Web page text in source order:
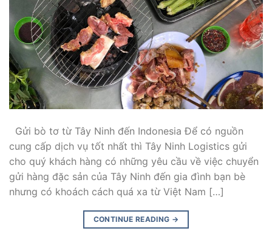
Gửi bò tơ từ Tây Ninh đến Indonesia Để có nguồn
cung cấp dịch vụ tốt nhất thì Tây Ninh Logistics gửi
cho quý khách hàng có những yêu cầu về việc chuyển
gửi hàng đặc sản của Tây Ninh đến gia đình bạn bè
nhưng có khoách cách quá xa từ Việt Nam […]
CONTINUE READING →